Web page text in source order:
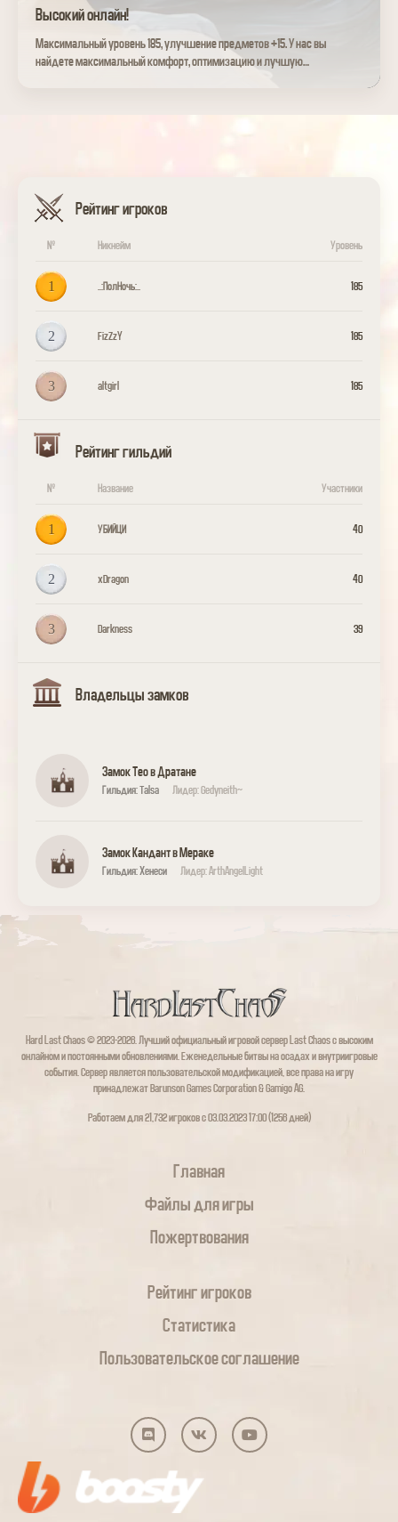
Высокий онлайн!
Максимальный уровень 185, улучшение предметов +15. У нас вы
найдете максимальный комфорт, оптимизацию и лучшую
Рейтинг игроков
№ Никнейм Уровень
1 ..:ПолНочь:.. 185
2 FizZzY 185
3 altgirl 185
Рейтинг гильдий
№ Название Участники
1 УБИЙЦИ 40
2 xDragon 40
3 Darkness 39
Владельцы замков
Замок Тео в Дратане
Гильдия: Talsa Лидер: Gedyneith~
Замок Кандант в Мераке
Гильдия: Xенеси Лидер: ArthAngelLight
Hard Last Chaos © 2023-2026. Лучший официальный игровой сервер Last Chaos с высоким
онлайном и постоянными обновлениями. Еженедельные битвы на осадах и внутриигровые
события. Сервер является пользовательской модификацией, все права на игру
принадлежат Barunson Games Corporation & Gamigo AG.
Работаем для 21,732 игроков с 03.03.2023 17:00 (1256 дней)
Пожертвования
Файлы для игры
Главная
Пользовательское соглашение
Статистика
Рейтинг игроков